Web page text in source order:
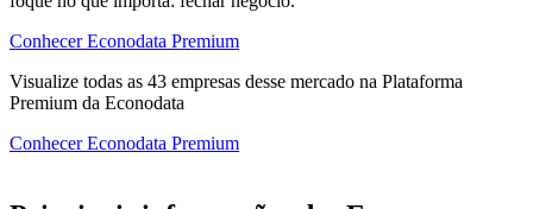
Conhecer Econodata Premium
Visualize todas as 43 empresas desse mercado na Plataforma
Premium da Econodata
Conhecer Econodata Premium